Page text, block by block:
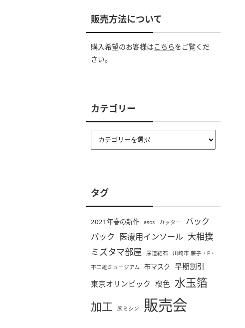
販売方法について
購入希望のお客様はこちらをご覧くだ
さい。
カテゴリー
タグ
2021年春の新作 asos カッター
バック
パック 医療用インソール 大相撲
ミズタマ部屋
尿道結石
川崎市 藤子・F・
不二雄ミュージアム
布マスク 早期割引
東京オリンピック 桜色 水玉箔
加工
腕ミシン 販売会